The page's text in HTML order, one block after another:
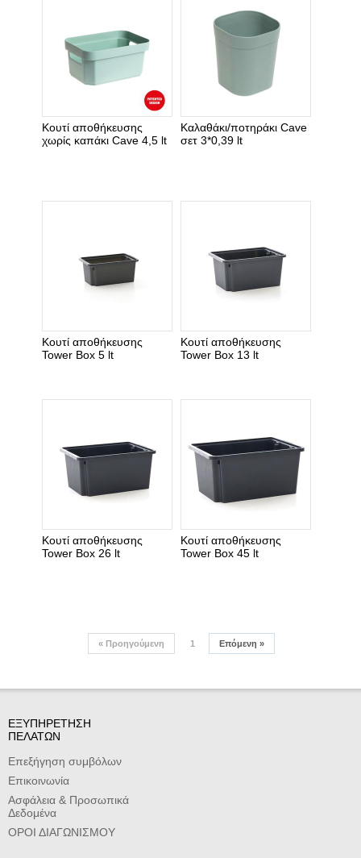
Κουτί αποθήκευσης
χωρίς καπάκι Cave 4,5 lt
Καλαθάκι/ποτηράκι Cave
σετ 3*0,39 lt
Κουτί αποθήκευσης
Tower Box 5 lt
Κουτί αποθήκευσης
Tower Box 13 lt
Κουτί αποθήκευσης
Tower Box 26 lt
Κουτί αποθήκευσης
Tower Box 45 lt
« Προηγούμενη 1 Επόμενη »
ΕΞΥΠΗΡΕΤΗΣΗ
ΠΕΛΑΤΩΝ
Επεξήγηση συμβόλων
Επικοινωνία
Ασφάλεια & Προσωπικά
Δεδομένα
ΟΡΟΙ ΔΙΑΓΩΝΙΣΜΟΥ